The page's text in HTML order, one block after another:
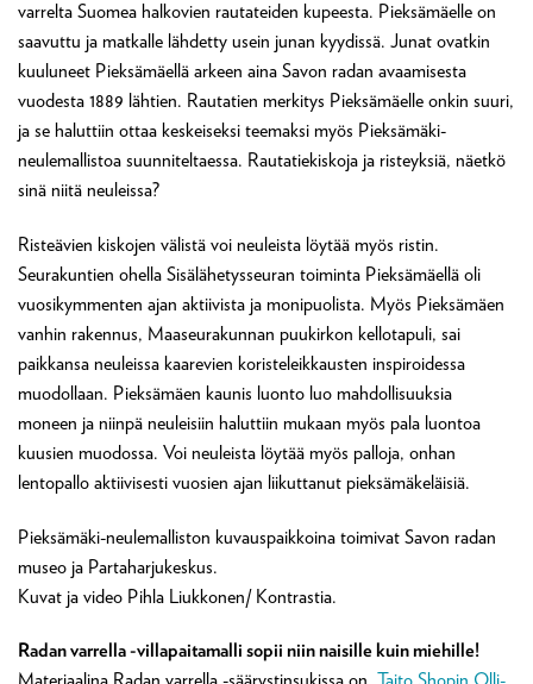
varrelta Suomea halkovien rautateiden kupeesta. Pieksämäelle on
saavuttu ja matkalle lähdetty usein junan kyydissä. Junat ovatkin
kuuluneet Pieksämäellä arkeen aina Savon radan avaamisesta
vuodesta 1889 lähtien. Rautatien merkitys Pieksämäelle onkin suuri,
ja se haluttiin ottaa keskeiseksi teemaksi myös Pieksämäki-
neulemallistoa suunniteltaessa. Rautatiekiskoja ja risteyksiä, näetkö
sinä niitä neuleissa?
Risteävien kiskojen välistä voi neuleista löytää myös ristin.
Seurakuntien ohella Sisälähetysseuran toiminta Pieksämäellä oli
vuosikymmenten ajan aktiivista ja monipuolista. Myös Pieksämäen
vanhin rakennus, Maaseurakunnan puukirkon kellotapuli, sai
paikkansa neuleissa kaarevien koristeleikkausten inspiroidessa
muodollaan. Pieksämäen kaunis luonto luo mahdollisuuksia
moneen ja niinpä neuleisiin haluttiin mukaan myös pala luontoa
kuusien muodossa. Voi neuleista löytää myös palloja, onhan
lentopallo aktiivisesti vuosien ajan liikuttanut pieksämäkeläisiä.
Pieksämäki-neulemalliston kuvauspaikkoina toimivat Savon radan
museo ja Partaharjukeskus.
Kuvat ja video Pihla Liukkonen/ Kontrastia.
Radan varrella -villapaitamalli sopii niin naisille kuin miehille!